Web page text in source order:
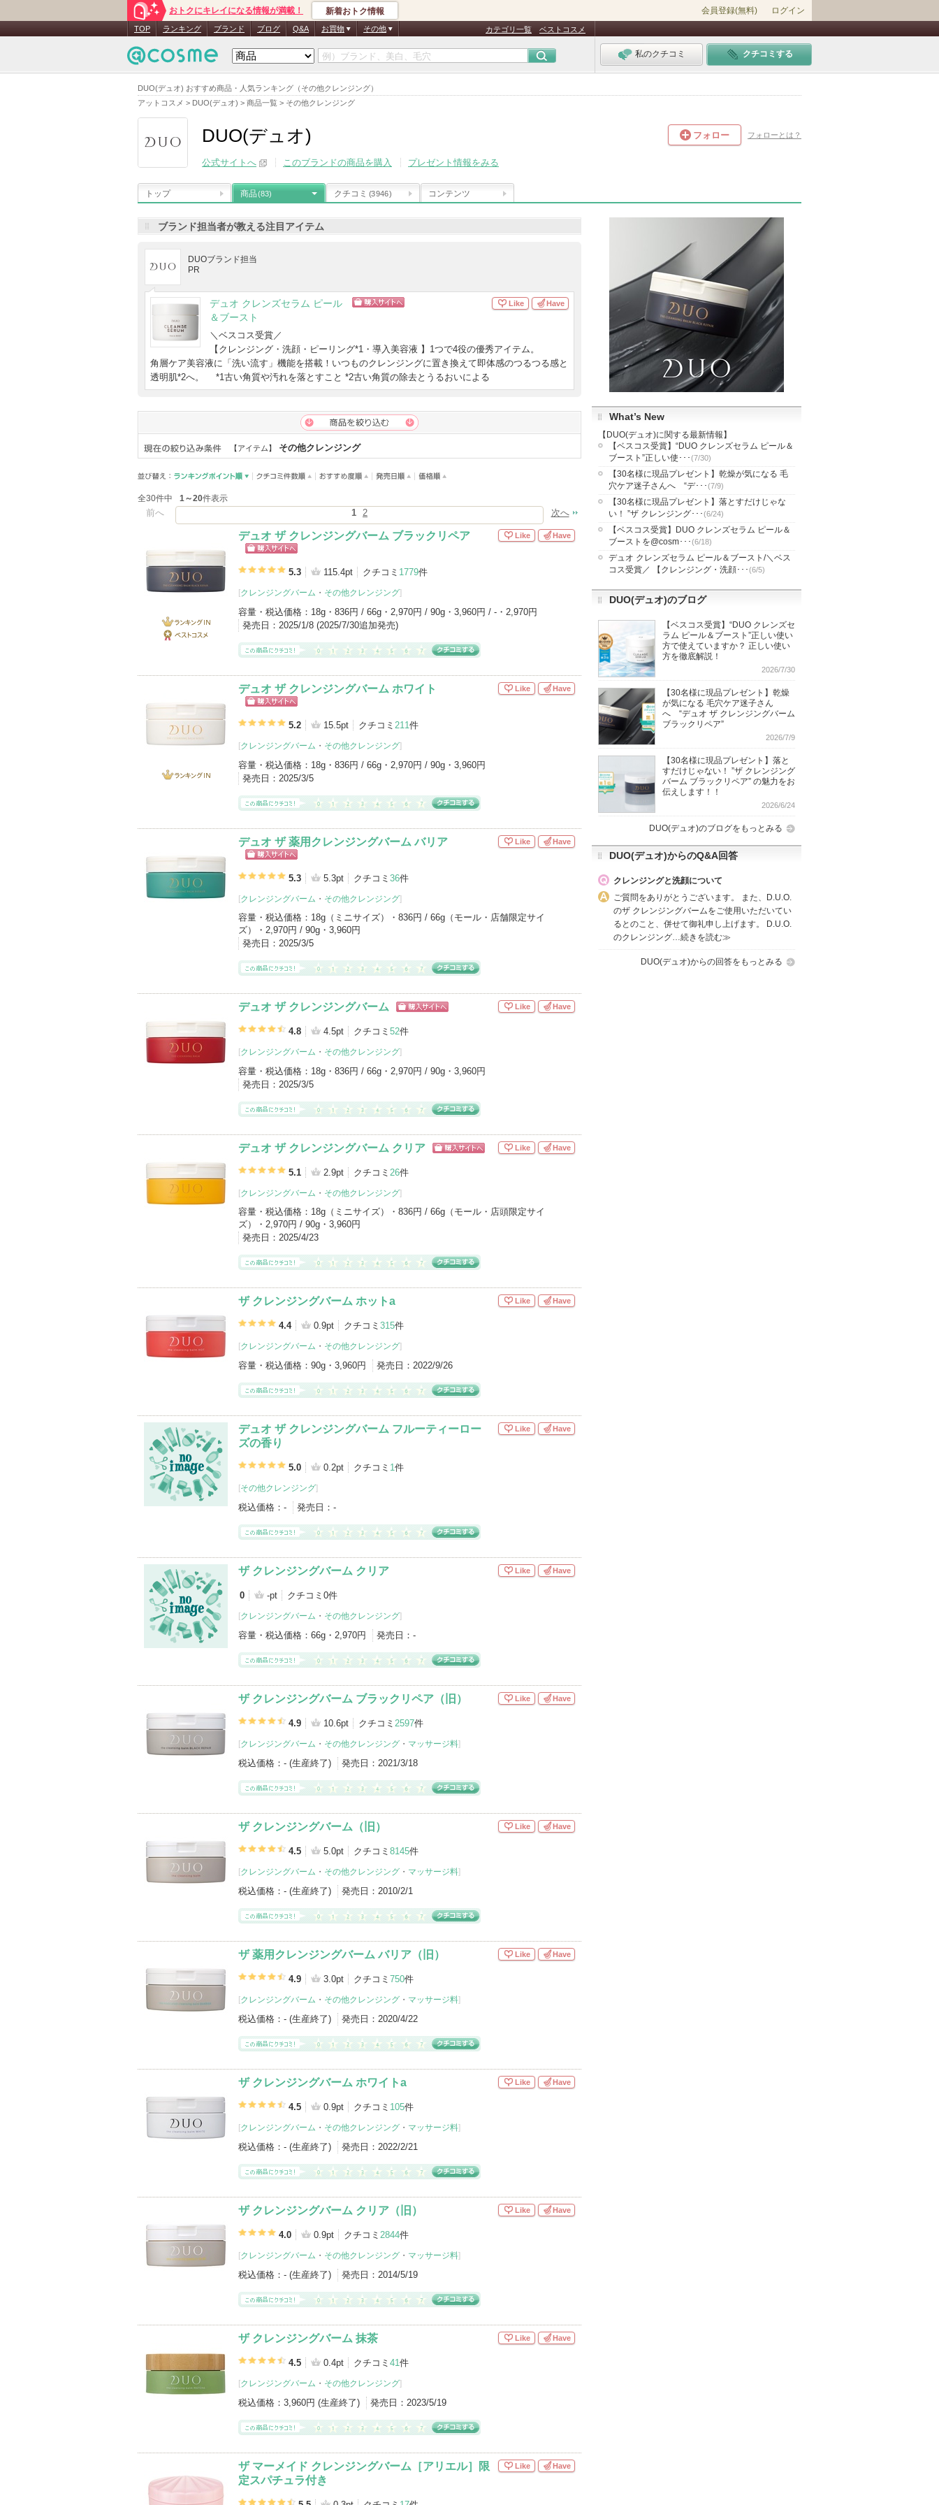
DUO(デュオ) おすすめ商品・人気ランキング（その他クレンジング）
アットコスメ > DUO(デュオ) > 商品一覧 > その他クレンジング
おトクにキレイになる情報が満載！ 新着おトク情報 会員登録(無料) ログイン
TOP ランキング ブランド ブログ Q&A お買物 その他 カテゴリ一覧 ベストコスメ
私のクチコミ クチコミする
DUO(デュオ)
公式サイトへ このブランドの商品を購入 プレゼント情報をみる
フォロー フォローとは？
トップ 商品(83) クチコミ (3946) コンテンツ
ブランド担当者が教える注目アイテム
DUOブランド担当
PR
デュオ クレンズセラム ピール
＆ブースト
Like Have
＼ベスコス受賞／
【クレンジング・洗顔・ピーリング*1・導入美容液 】1つで4役の優秀アイテム。
角層ケア美容液に「洗い流す」機能を搭載！いつものクレンジングに置き換えて即体感のつるつる感と
透明肌*2へ。 *1古い角質や汚れを落とすこと *2古い角質の除去とうるおいによる
【アイテム】 その他クレンジング
全30件中 1～20件表示
前へ 1 2 次へ
ランキング
デュオ ザ クレンジングバーム ブラックリペア
グサイトへ5.3 115.4pt クチコミ 1779件
[クレンジングバーム ・ その他クレンジング]
容量・税込価格： 18g・836円 / 66g・2,970円 / 90g・3,960円 / -・2,970円
発売日： 2025/1/8 (2025/7/30追加発売)
Like Have
デュオ ザ クレンジングバーム ホワイト
グサイトへ5.2 15.5pt クチコミ 211件
[クレンジングバーム ・ その他クレンジング]
容量・税込価格： 18g・836円 / 66g・2,970円 / 90g・3,960円
発売日： 2025/3/5
Like Have
デュオ ザ 薬用クレンジングバーム バリア
グサイトへ5.3 5.3pt クチコミ 36件
[クレンジングバーム ・ その他クレンジング]
容量・税込価格： 18g（ミニサイズ）・836円 / 66g（モール・店舗限定サイ
ズ）・2,970円 / 90g・3,960円
発売日： 2025/3/5
Like Have
デュオ ザ クレンジングバーム
グサイトへ
4.8 4.5pt クチコミ 52件
[クレンジングバーム ・ その他クレンジング]
容量・税込価格： 18g・836円 / 66g・2,970円 / 90g・3,960円
発売日： 2025/3/5
Like Have
デュオ ザ クレンジングバーム クリア
5.1 2.9pt クチコミ 26件
[クレンジングバーム ・ その他クレンジング]
容量・税込価格： 18g（ミニサイズ）・836円 / 66g（モール・店頭限定サイ
ズ）・2,970円 / 90g・3,960円
発売日： 2025/4/23
Like Have
ザ クレンジングバーム ホットa
4.4 0.9pt クチコミ 315件
[クレンジングバーム ・ その他クレンジング]
容量・税込価格： 90g・3,960円 発売日： 2022/9/26
Like Have
デュオ ザ クレンジングバーム フルーティーロー
ズの香り
5.0 0.2pt クチコミ 1件
[その他クレンジング]
税込価格： - 発売日： -
Like Have
ザ クレンジングバーム クリア
0 -pt クチコミ0件
[クレンジングバーム ・ その他クレンジング]
容量・税込価格： 66g・2,970円 発売日： -
Like Have
ザ クレンジングバーム ブラックリペア（旧）
4.9 10.6pt クチコミ 2597件
[クレンジングバーム ・ その他クレンジング ・ マッサージ料]
税込価格： - (生産終了) 発売日： 2021/3/18
Like Have
ザ クレンジングバーム（旧）
4.5 5.0pt クチコミ 8145件
[クレンジングバーム ・ その他クレンジング ・ マッサージ料]
税込価格： - (生産終了) 発売日： 2010/2/1
Like Have
ザ 薬用クレンジングバーム バリア（旧）
4.9 3.0pt クチコミ 750件
[クレンジングバーム ・ その他クレンジング ・ マッサージ料]
税込価格： - (生産終了) 発売日： 2020/4/22
Like Have
ザ クレンジングバーム ホワイトa
4.5 0.9pt クチコミ 105件
[クレンジングバーム ・ その他クレンジング ・ マッサージ料]
税込価格： - (生産終了) 発売日： 2022/2/21
Like Have
ザ クレンジングバーム クリア（旧）
4.0 0.9pt クチコミ 2844件
[クレンジングバーム ・ その他クレンジング ・ マッサージ料]
税込価格： - (生産終了) 発売日： 2014/5/19
Like Have
ザ クレンジングバーム 抹茶
4.5 0.4pt クチコミ 41件
[クレンジングバーム ・ その他クレンジング]
税込価格： 3,960円 (生産終了) 発売日： 2023/5/19
Like Have
ザ マーメイド クレンジングバーム［アリエル］限
定スパチュラ付き
Like Have
What’s New
【DUO(デュオ)に関する最新情報】
【ベスコス受賞】“DUO クレンズセラム ピール＆
ブースト”正しい使･･･(7/30)
【30名様に現品プレゼント】乾燥が気になる 毛
穴ケア迷子さんへ “デ･･･(7/9)
【30名様に現品プレゼント】落とすだけじゃな
い！ ”ザ クレンジング･･･(6/24)
【ベスコス受賞】DUO クレンズセラム ピール＆
ブーストを@cosm･･･(6/18)
デュオ クレンズセラム ピール＆ブースト/＼ベス
コス受賞／ 【クレンジング・洗顔･･･(6/5)
DUO(デュオ)のブログ
【ベスコス受賞】“DUO クレンズセ
ラム ピール＆ブースト”正しい使い
方で使えていますか？ 正しい使い
方を徹底解説！
2026/7/30
【30名様に現品プレゼント】乾燥
が気になる 毛穴ケア迷子さん
へ “デュオ ザ クレンジングバーム
ブラックリペア”
2026/7/9
【30名様に現品プレゼント】落と
すだけじゃない！ ”ザ クレンジング
バーム ブラックリペア” の魅力をお
伝えします！！
2026/6/24
DUO(デュオ)のブログをもっとみる
DUO(デュオ)からのQ&A回答
クレンジングと洗顔について
ご質問をありがとうございます。 また、D.U.O.
のザ クレンジングバームをご使用いただいてい
るとのこと、併せて御礼申し上げます。 D.U.O.
のクレンジング…続きを読む≫
DUO(デュオ)からの回答をもっとみる